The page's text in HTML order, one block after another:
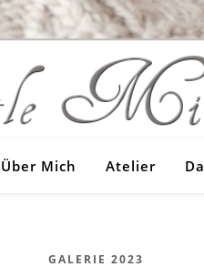
Über Mich Atelier
GALERIE 2023